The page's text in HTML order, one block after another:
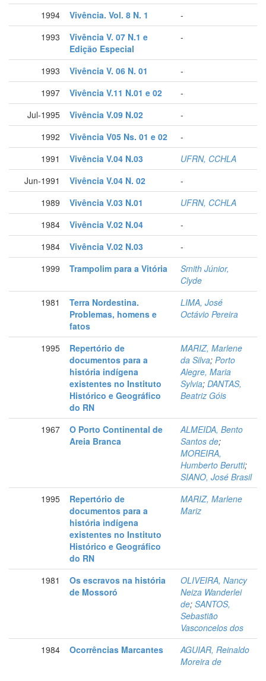
1994
Vivência. Vol. 8 N. 1
-
1993
Vivência V. 07 N.1 e
Edição Especial
-
1993 Vivência V. 06 N. 01
-
1997
Vivência V.11 N.01 e 02
-
Jul-1995
Vivência V.09 N.02
-
1992
Vivência V05 Ns. 01 e 02
-
1991
Vivência V.04 N.03
UFRN, CCHLA
Jun-1991
Vivência V.04 N. 02
-
1989
Vivência V.03 N.01
UFRN, CCHLA
1984
Vivência V.02 N.04
-
1984
Vivência V.02 N.03
-
1999
Trampolim para a Vitória
Smith Júnior,
Clyde
1981
Terra Nordestina.
Problemas, homens e
fatos
LIMA, José
Octávio Pereira
1995
Repertório de
documentos para a
história indígena
existentes no Instituto
Histórico e Geográfico
do RN
MARIZ, Marlene
da Silva; Porto
Alegre, Maria
Sylvia; DANTAS,
Beatriz Góis
1967
O Porto Continental de
Areia Branca
ALMEIDA, Bento
Santos de;
MOREIRA,
Humberto Berutti;
SIANO, José Brasil
1995
Repertório de
documentos para a
história indígena
existentes no Instituto
Histórico e Geográfico
do RN
MARIZ, Marlene
Mariz
1981
Os escravos na história
de Mossoró
OLIVEIRA, Nancy
Neiza Wanderlei
de; SANTOS,
Sebastião
Vasconcelos dos
1984
Ocorrências Marcantes
AGUIAR, Reinaldo
Moreira de